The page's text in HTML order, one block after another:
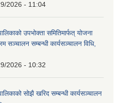
2026 - 11:04
उपभोक्ता समितिमार्फत् योजना
सञ्चालन सम्बन्धी कार्यसञ्चालन विधि,
2026 - 10:32
सोझै खरिद सम्बन्धी कार्यसञ्चालन